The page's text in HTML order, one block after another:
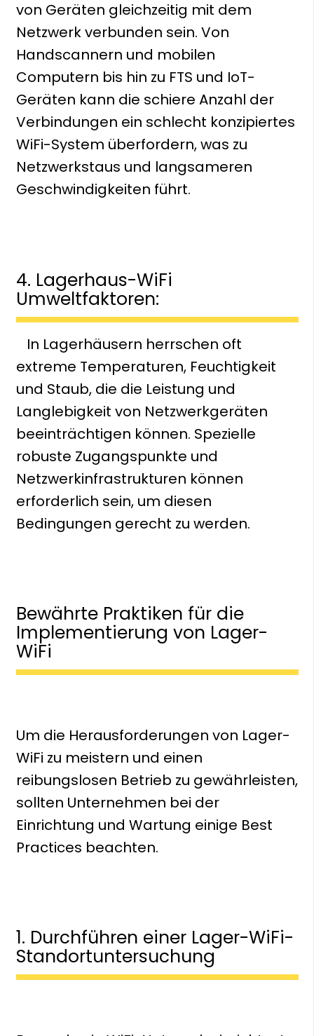
von Geräten gleichzeitig mit dem
Netzwerk verbunden sein. Von
Handscannern und mobilen
Computern bis hin zu FTS und IoT-
Geräten kann die schiere Anzahl der
Verbindungen ein schlecht konzipiertes
WiFi-System überfordern, was zu
Netzwerkstaus und langsameren
Geschwindigkeiten führt.
4. Lagerhaus-WiFi
Umweltfaktoren:
In Lagerhäusern herrschen oft
extreme Temperaturen, Feuchtigkeit
und Staub, die die Leistung und
Langlebigkeit von Netzwerkgeräten
beeinträchtigen können. Spezielle
robuste Zugangspunkte und
Netzwerkinfrastrukturen können
erforderlich sein, um diesen
Bedingungen gerecht zu werden.
Bewährte Praktiken für die
Implementierung von Lager-
WiFi
Um die Herausforderungen von Lager-
WiFi zu meistern und einen
reibungslosen Betrieb zu gewährleisten,
sollten Unternehmen bei der
Einrichtung und Wartung einige Best
Practices beachten.
1. Durchführen einer Lager-WiFi-
Standortuntersuchung